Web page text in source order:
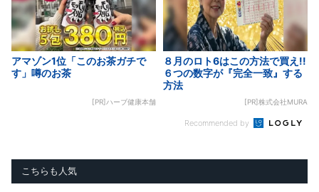
アマゾン1位「このお茶ガチで
す」噂のお茶
[PR]ハーブ健康本舗
８月のロト6はこの方法で買え!!
６つの数字が『完全一致』する
方法
[PR]株式会社MURA
Recommended by
こちらも人気